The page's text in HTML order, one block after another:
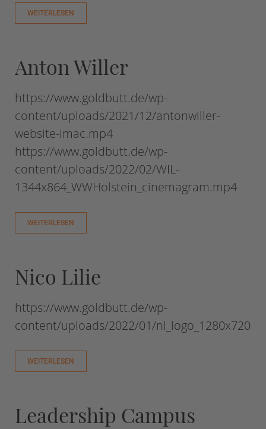
WEITERLESEN
Anton Willer
https://www.goldbutt.de/wp-
content/uploads/2021/12/antonwiller-
website-imac.mp4
https://www.goldbutt.de/wp-
content/uploads/2022/02/WIL-
1344x864_WWHolstein_cinemagram.mp4
WEITERLESEN
Nico Lilie
https://www.goldbutt.de/wp-
content/uploads/2022/01/
WEITERLESEN
Leadership Campus